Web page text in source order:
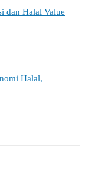
dan Halal Value
Halal,